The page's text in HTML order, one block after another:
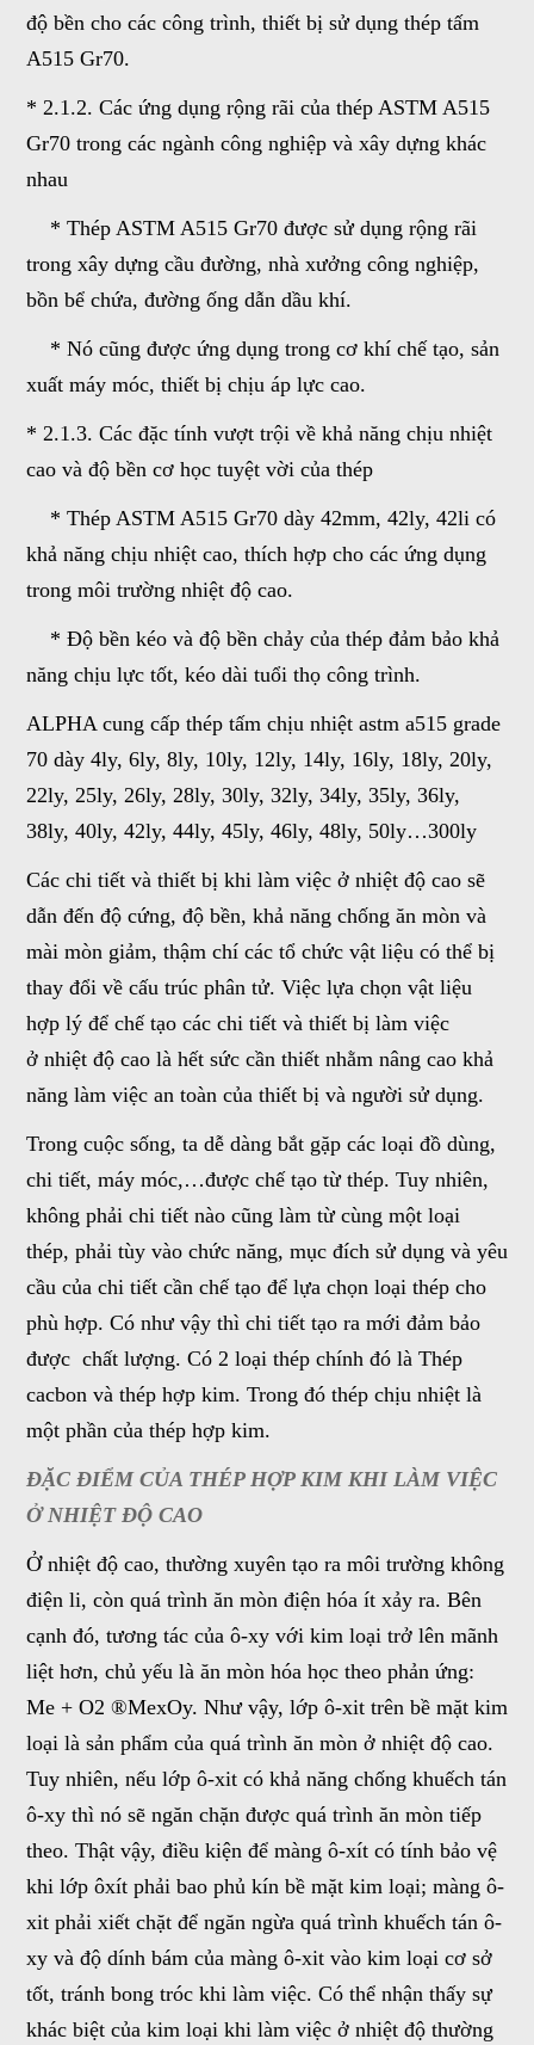
độ bền cho các công trình, thiết bị sử dụng thép tấm
A515 Gr70.
* 2.1.2. Các ứng dụng rộng rãi của thép ASTM A515
Gr70 trong các ngành công nghiệp và xây dựng khác
nhau
* Thép ASTM A515 Gr70 được sử dụng rộng rãi
trong xây dựng cầu đường, nhà xưởng công nghiệp,
bồn bể chứa, đường ống dẫn dầu khí.
* Nó cũng được ứng dụng trong cơ khí chế tạo, sản
xuất máy móc, thiết bị chịu áp lực cao.
* 2.1.3. Các đặc tính vượt trội về khả năng chịu nhiệt
cao và độ bền cơ học tuyệt vời của thép
* Thép ASTM A515 Gr70 dày 42mm, 42ly, 42li có
khả năng chịu nhiệt cao, thích hợp cho các ứng dụng
trong môi trường nhiệt độ cao.
* Độ bền kéo và độ bền chảy của thép đảm bảo khả
năng chịu lực tốt, kéo dài tuổi thọ công trình.
ALPHA cung cấp thép tấm chịu nhiệt astm a515 grade
70 dày 4ly, 6ly, 8ly, 10ly, 12ly, 14ly, 16ly, 18ly, 20ly,
22ly, 25ly, 26ly, 28ly, 30ly, 32ly, 34ly, 35ly, 36ly,
38ly, 40ly, 42ly, 44ly, 45ly, 46ly, 48ly, 50ly…300ly
Các chi tiết và thiết bị khi làm việc ở nhiệt độ cao sẽ
dẫn đến độ cứng, độ bền, khả năng chống ăn mòn và
mài mòn giảm, thậm chí các tổ chức vật liệu có thể bị
thay đổi về cấu trúc phân tử. Việc lựa chọn vật liệu
hợp lý để chế tạo các chi tiết và thiết bị làm việc
ở nhiệt độ cao là hết sức cần thiết nhằm nâng cao khả
năng làm việc an toàn của thiết bị và người sử dụng.
Trong cuộc sống, ta dễ dàng bắt gặp các loại đồ dùng,
chi tiết, máy móc,…được chế tạo từ thép. Tuy nhiên,
không phải chi tiết nào cũng làm từ cùng một loại
thép, phải tùy vào chức năng, mục đích sử dụng và yêu
cầu của chi tiết cần chế tạo để lựa chọn loại thép cho
phù hợp. Có như vậy thì chi tiết tạo ra mới đảm bảo
được chất lượng. Có 2 loại thép chính đó là Thép
cacbon và thép hợp kim. Trong đó thép chịu nhiệt là
một phần của thép hợp kim.
ĐẶC ĐIỂM CỦA THÉP HỢP KIM KHI LÀM VIỆC
Ở NHIỆT ĐỘ CAO
Ở nhiệt độ cao, thường xuyên tạo ra môi trường không
điện li, còn quá trình ăn mòn điện hóa ít xảy ra. Bên
cạnh đó, tương tác của ô-xy với kim loại trở lên mãnh
liệt hơn, chủ yếu là ăn mòn hóa học theo phản ứng:
Me + O2 ®MexOy. Như vậy, lớp ô-xit trên bề mặt kim
loại là sản phẩm của quá trình ăn mòn ở nhiệt độ cao.
Tuy nhiên, nếu lớp ô-xit có khả năng chống khuếch tán
ô-xy thì nó sẽ ngăn chặn được quá trình ăn mòn tiếp
theo. Thật vậy, điều kiện để màng ô-xít có tính bảo vệ
khi lớp ôxít phải bao phủ kín bề mặt kim loại; màng ô-
xit phải xiết chặt để ngăn ngừa quá trình khuếch tán ô-
xy và độ dính bám của màng ô-xit vào kim loại cơ sở
tốt, tránh bong tróc khi làm việc. Có thể nhận thấy sự
khác biệt của kim loại khi làm việc ở nhiệt độ thường